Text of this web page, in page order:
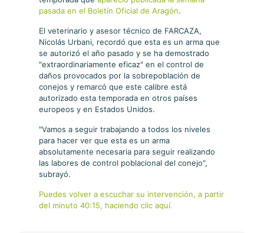
pasada en el Boletín Oficial de Aragón.
El veterinario y asesor técnico de FARCAZA,
Nicolás Urbani, recordó que esta es un arma que
se autorizó el año pasado y se ha demostrado
"extraordinariamente eficaz" en el control de
daños provocados por la sobrepoblación de
conejos y remarcó que este calibre está
autorizado esta temporada en otros países
europeos y en Estados Unidos.
"Vamos a seguir trabajando a todos los niveles
para hacer ver que esta es un arma
absolutamente necesaria para seguir realizando
las labores de control poblacional del conejo",
subrayó.
Puedes volver a escuchar su intervención, a partir
del minuto 40:15, haciendo clic aquí.